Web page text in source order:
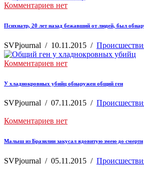
Комментариев нет
Психиатр, 20 лет назад бежавший от людей, был
SVPjournal / 10.11.2015 /
Комментариев нет
У хладнокровных убийц обнаружен общий ген
SVPjournal / 07.11.2015 /
Комментариев нет
Малыш из Бразилии закусал ядовитую змею до смерти
SVPjournal / 05.11.2015 /